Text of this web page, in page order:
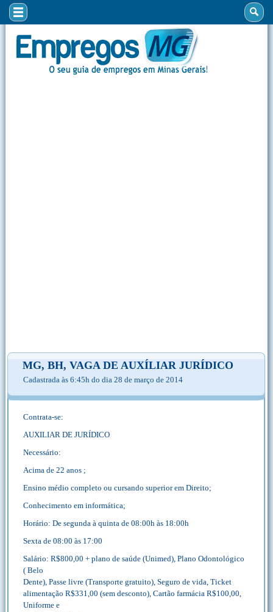
MG, BH, VAGA DE AUXÍLIAR JURÍDICO
Cadastrada às 6:45h do dia 28 de março de 2014
Contrata-se:
AUXILIAR DE JURÍDICO
Necessário:
Acima de 22 anos ;
Ensino médio completo ou cursando superior em Direito;
Conhecimento em informática;
Horário: De segunda à quinta de 08:00h às 18:00h
Sexta de 08:00 às 17:00
Salário: R$800,00 + plano de saúde (Unimed), Plano Odontológico
( Belo
Dente), Passe livre (Transporte gratuito), Seguro de vida, Ticket
alimentação R$331,00 (sem desconto), Cartão farmácia R$100,00,
Uniforme e